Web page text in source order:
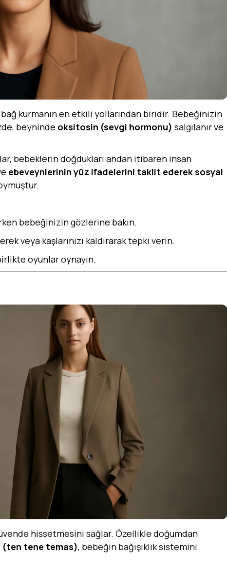
kurmanın en etkili yollarından biridir. Bebeğinizin
beyninde oksitosin (sevgi hormonu) salgılanır ve
bebeklerin doğdukları andan itibaren insan
ebeveynlerinin yüz ifadelerini taklit ederek sosyal
bebeğinizin gözlerine bakın.
veya kaşlarınızı kaldırarak tepki verin.
oyunlar oynayın.
hissetmesini sağlar. Özellikle doğumdan
(ten tene temas), bebeğin bağışıklık sistemini